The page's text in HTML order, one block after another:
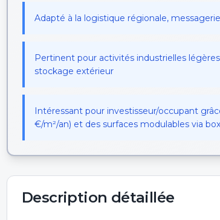
Adapté à la logistique régionale,
Pertinent pour activités industrielles
stockage extérieur
Intéressant pour investisseur/occupant
€/m²/an) et des surfaces modulables via box
Description détaillée